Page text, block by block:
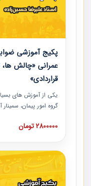
پکیج آموزشی
عمرانی «چالش
قراردادی»
یکی از آموزش‏‏‏‏‏‏ های
گروه امور پیمان،
های عمرانی» چالش
است که در محل
مدارک پیمان به همراه
2800000 تومان